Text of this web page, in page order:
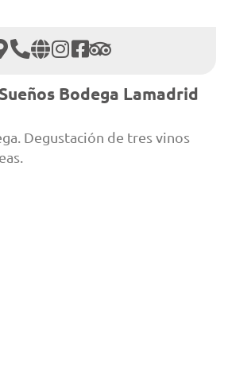
Bodega Lamadrid
Degustación de tres vinos